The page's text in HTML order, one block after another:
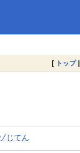
[ トップ|
じてん